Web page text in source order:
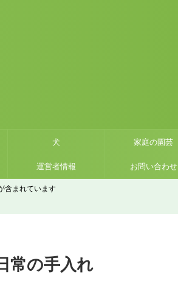
犬 家庭の園芸
運営者情報 お問い合わせ
含まれています
常の手入れ